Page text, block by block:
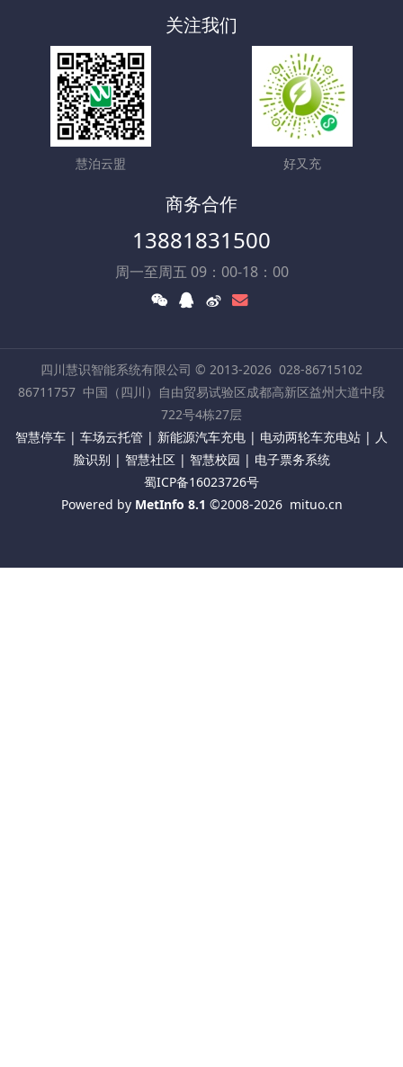
关注我们
慧泊云盟 好又充
商务合作
13881831500
周一至周五 09：00-18：00
四川慧识智能系统有限公司 © 2013-2026 028-86715102
86711757 中国（四川）自由贸易试验区成都高新区益州大道中段
722号4栋27层
智慧停车 | 车场云托管 | 新能源汽车充电 | 电动两轮车充电站 | 人
脸识别 | 智慧社区 | 智慧校园 | 电子票务系统
蜀ICP备16023726号
Powered by MetInfo 8.1 ©2008-2026 mituo.cn